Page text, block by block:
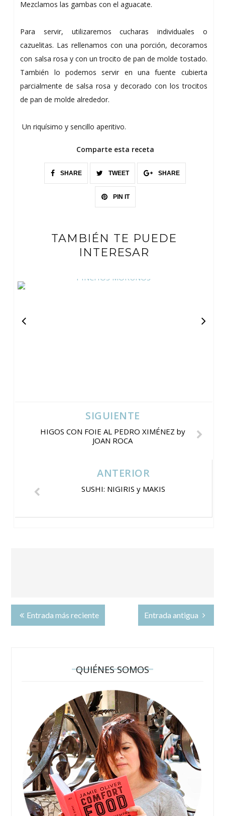
Mezclamos las gambas con el aguacate.
Para servir, utilizaremos cucharas individuales o
cazuelitas. Las rellenamos con una porción, decoramos
con salsa rosa y con un trocito de pan de molde tostado.
También lo podemos servir en una fuente cubierta
parcialmente de salsa rosa y decorado con los trocitos
de pan de molde alrededor.
Un riquísimo y sencillo aperitivo.
Comparte esta receta
SHARE TWEET SHARE
PIN IT
TAMBIÉN TE PUEDE
INTERESAR
PINCHOS MORUNOS
SIGUIENTE
HIGOS CON FOIE AL PEDRO XIMÉNEZ by
JOAN ROCA
ANTERIOR
SUSHI: NIGIRIS y MAKIS
Entrada más reciente Entrada antigua
QUIÉNES SOMOS